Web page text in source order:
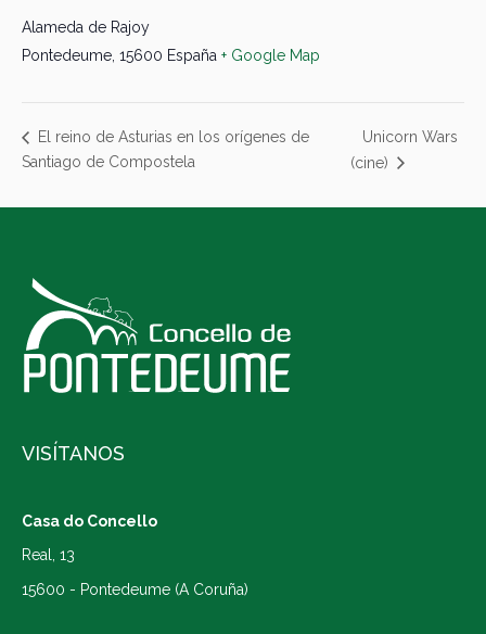
Alameda de Rajoy
Pontedeume 15600 España + Google Map
El reino de Asturias en los orígenes de
Santiago de Compostela
Unicorn Wars
(cine)
VISÍTANOS
Casa do Concello
Real, 13
15600 - Pontedeume (A Coruña)